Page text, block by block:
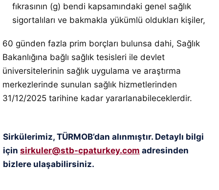
fıkrasının (g) bendi kapsamındaki genel sağlık
sigortalıları ve bakmakla yükümlü oldukları kişiler,
60 günden fazla prim borçları bulunsa dahi, Sağlık
Bakanlığına bağlı sağlık tesisleri ile devlet
üniversitelerinin sağlık uygulama ve araştırma
merkezlerinde sunulan sağlık hizmetlerinden
31/12/2025 tarihine kadar yararlanabileceklerdir.
Sirkülerimiz, TÜRMOB’dan alınmıştır. Detaylı bilgi
için sirkuler@stb-cpaturkey.com adresinden
bizlere ulaşabilirsiniz.